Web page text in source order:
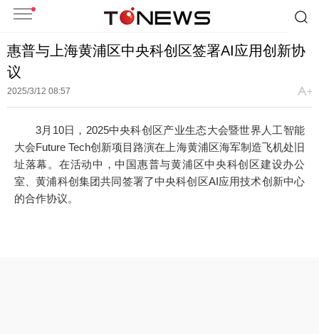
惠普与上海黄浦区中央科创区签署AI应用创新协
议
2025/3/12 08:57
3月10日，2025中央科创区产业生态大会暨世界人工智能
大会Future Tech创新项目路演在上海黄浦区海军制造飞机处旧
址落幕。在活动中，中国惠普与黄浦区中央科创区建设办公
室、黄浦科创集团共同签署了中央科创区AI应用技术创新中心
的合作协议。